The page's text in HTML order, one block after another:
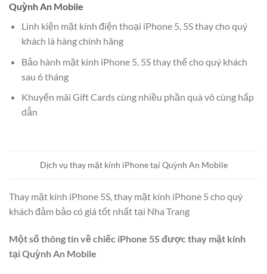
Quỳnh An Mobile
Linh kiện mặt kính điện thoại iPhone 5, 5S thay cho quý
khách là hàng chính hãng
Bảo hành mặt kính iPhone 5, 5S thay thế cho quý khách
sau 6 tháng
Khuyến mãi Gift Cards cùng nhiều phần quà vô cùng hấp
dẫn
Dịch vụ thay mặt kính iPhone tại Quỳnh An Mobile
Thay mặt kính iPhone 5S, thay mặt kính iPhone 5 cho quý
khách đảm bảo có giá tốt nhất tại Nha Trang
Một số thông tin về chiếc iPhone 5S được thay mặt kính
tại Quỳnh An Mobile